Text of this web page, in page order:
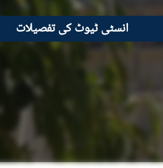
انسٹی ٹیوٹ کی تفصیلات